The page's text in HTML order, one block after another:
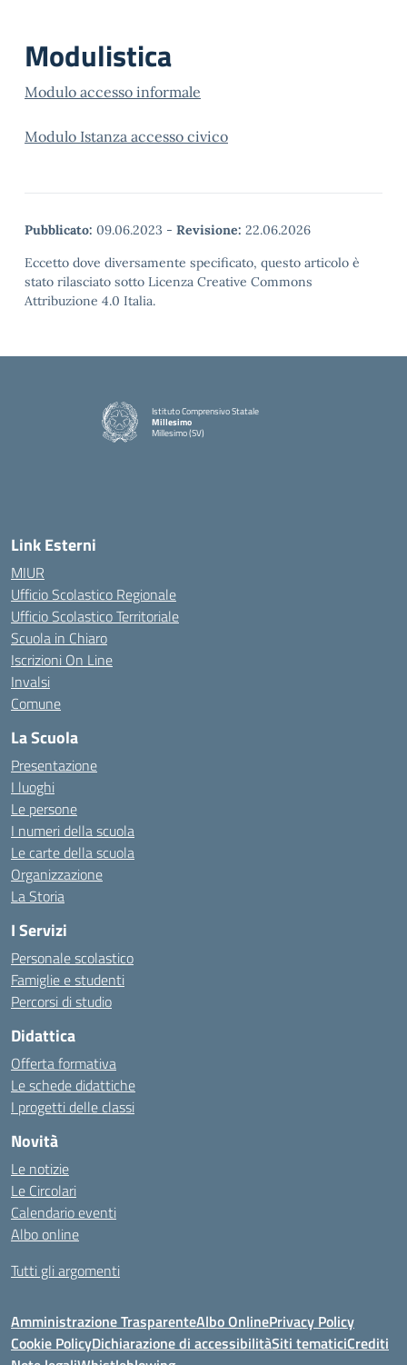
Modulistica
Modulo accesso informale
Modulo Istanza accesso civico
Pubblicato: 09.06.2023 - Revisione: 22.06.2026
Eccetto dove diversamente specificato, questo articolo è
stato rilasciato sotto Licenza Creative Commons
Attribuzione 4.0 Italia.
Istituto Comprensivo Statale
Millesimo
Millesimo (SV)
Link Esterni
MIUR
Ufficio Scolastico Regionale
Ufficio Scolastico Territoriale
Scuola in Chiaro
Iscrizioni On Line
Invalsi
Comune
La Scuola
Presentazione
I luoghi
Le persone
I numeri della scuola
Le carte della scuola
Organizzazione
La Storia
I Servizi
Personale scolastico
Famiglie e studenti
Percorsi di studio
Didattica
Offerta formativa
Le schede didattiche
I progetti delle classi
Novità
Le notizie
Le Circolari
Calendario eventi
Albo online
Tutti gli argomenti
Amministrazione TrasparenteAlbo OnlinePrivacy Policy
Cookie PolicyDichiarazione di accessibilitàSiti tematiciCrediti